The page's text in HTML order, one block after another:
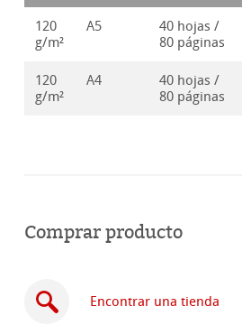
120
g/m²
A5
40 hojas /
80 páginas
120
g/m²
A4
40 hojas /
80 páginas
Comprar producto
Encontrar una tienda